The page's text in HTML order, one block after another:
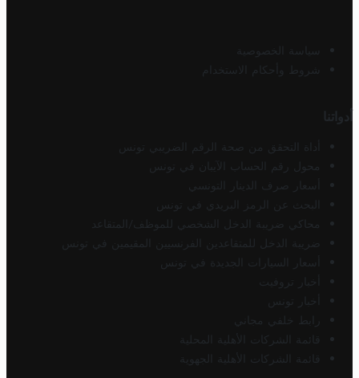
سياسة الخصوصية
شروط وأحكام الاستخدام
أدواتنا
أداة التحقق من صحة الرقم الضريبي تونس
محول رقم الحساب الآيبان في تونس
أسعار صرف الدينار التونسي
البحث عن الرمز البريدي في تونس
محاكي ضريبة الدخل الشخصي للموظف/المتقاعد
ضريبة الدخل للمتقاعدين الفرنسيين المقيمين في تونس
أسعار السيارات الجديدة في تونس
أخبار تروفيت
أخبار تونس
رابط خلفي مجاني
قائمة الشركات الأهلية المحلية
قائمة الشركات الأهلية الجهوية